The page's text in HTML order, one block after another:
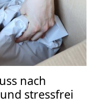
nach
stressfrei